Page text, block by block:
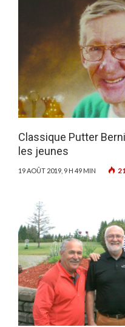
Classique Putter
les jeunes
19 AOÛT 2019, 9 H 49 MIN